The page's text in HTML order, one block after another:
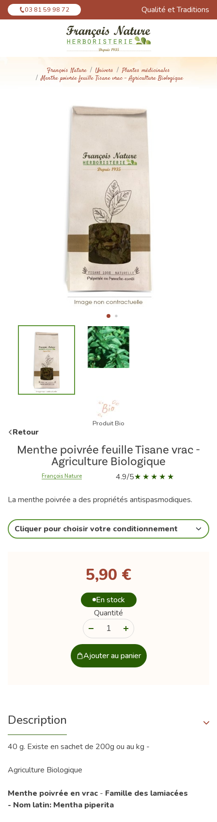
03 81 59 98 72 Qualité et Traditions
François Nature Univers
Plantes médicinales
Menthe poivrée feuille Tisane vrac - Agriculture Biologique
Produit Bio
Retour
Menthe poivrée feuille Tisane vrac -
Agriculture Biologique
François Nature 4.9/5
La menthe poivrée a des propriétés antispasmodiques.
Cliquer pour choisir votre conditionnement
5,90 €
En stock
Quantité
Ajouter au panier
Description
40 g. Existe en sachet de 200g ou au kg -
Agriculture Biologique
Menthe poivrée en vrac - Famille des lamiacées
- Nom latin: Mentha piperita
Panneau de gestion des cookies